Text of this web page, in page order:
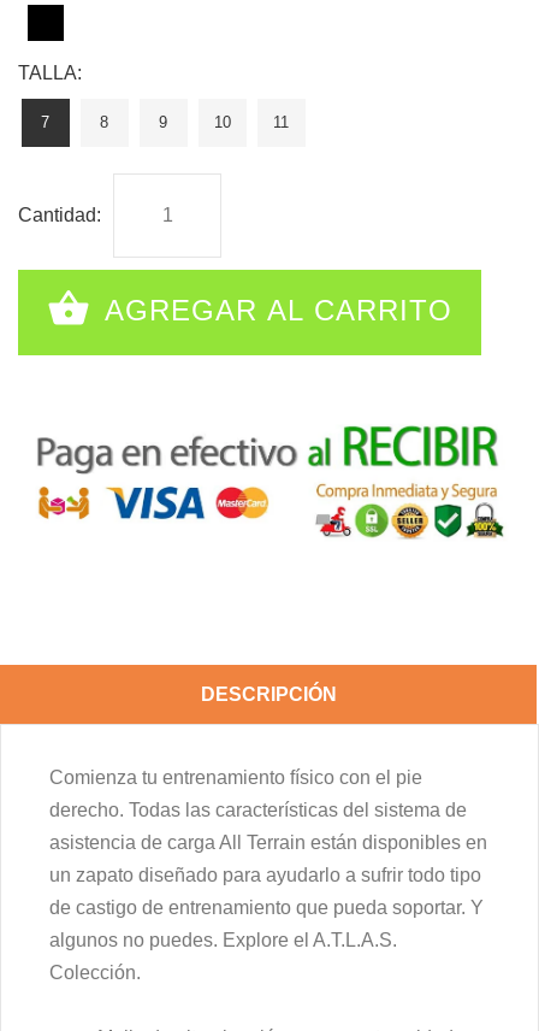
TALLA:
7 8 9 10 11
Cantidad:
AGREGAR AL CARRITO
DESCRIPCIÓN
Comienza tu entrenamiento físico con el pie
derecho. Todas las características del sistema de
asistencia de carga All Terrain están disponibles en
un zapato diseñado para ayudarlo a sufrir todo tipo
de castigo de entrenamiento que pueda soportar. Y
algunos no puedes. Explore el A.T.L.A.S.
Colección.